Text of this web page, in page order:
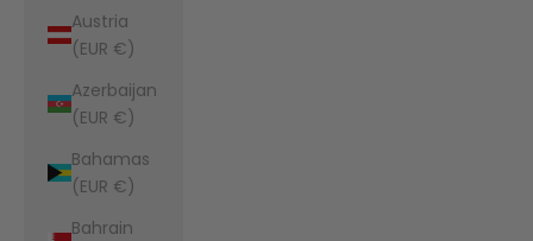
Austria
(EUR €)
Azerbaijan
(EUR €)
Bahamas
(EUR €)
Bahrain